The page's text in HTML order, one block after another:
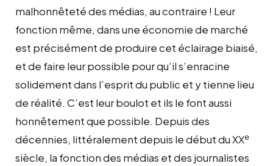
malhonnêteté des médias, au contraire ! Leur
fonction même, dans une économie de marché
est précisément de produire cet éclairage biaisé,
et de faire leur possible pour qu’il s’enracine
solidement dans l’esprit du public et y tienne lieu
de réalité. C’est leur boulot et ils le font aussi
honnêtement que possible. Depuis des
décennies, littéralement depuis le début du XXe
siècle, la fonction des médias et des journalistes